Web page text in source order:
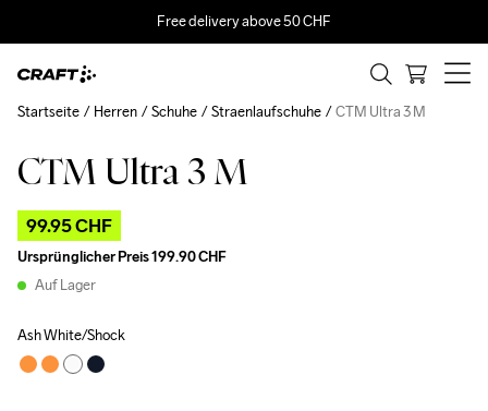
Free delivery above 50 CHF
CTM Ultra 3 M
99.95 CHF
Ursprünglicher Preis199.90 CHF
Auf Lager
Ash White/Shock
Startseite Herren Schuhe Straenlaufschuhe CTM Ultra 3 M
Outlet x Price